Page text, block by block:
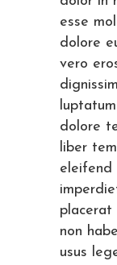
esse
dolore
vero
dolore
liber
eleifend
placerat
non
usus